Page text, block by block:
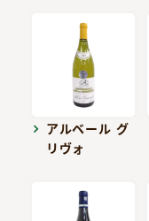
アルベール グ
リヴォ